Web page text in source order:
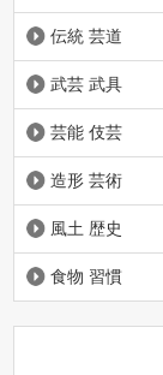
伝統 芸道
武芸 武具
芸能 伎芸
造形 芸術
風土 歴史
食物 習慣